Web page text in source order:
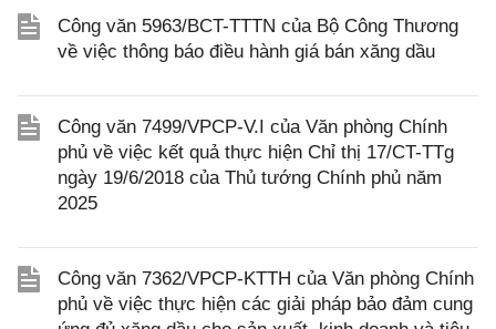
Công văn 5963/BCT-TTTN của Bộ Công Thương
về việc thông báo điều hành giá bán xăng dầu
Công văn 7499/VPCP-V.I của Văn phòng Chính
phủ về việc kết quả thực hiện Chỉ thị 17/CT-TTg
ngày 19/6/2018 của Thủ tướng Chính phủ năm
2025
Công văn 7362/VPCP-KTTH của Văn phòng Chính
phủ về việc thực hiện các giải pháp bảo đảm cung